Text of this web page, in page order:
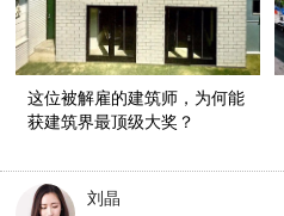
这位被解雇的建筑师，为何能
获建筑界最顶级大奖？
刘晶